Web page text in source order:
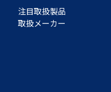
注目取扱製品
取扱メーカー